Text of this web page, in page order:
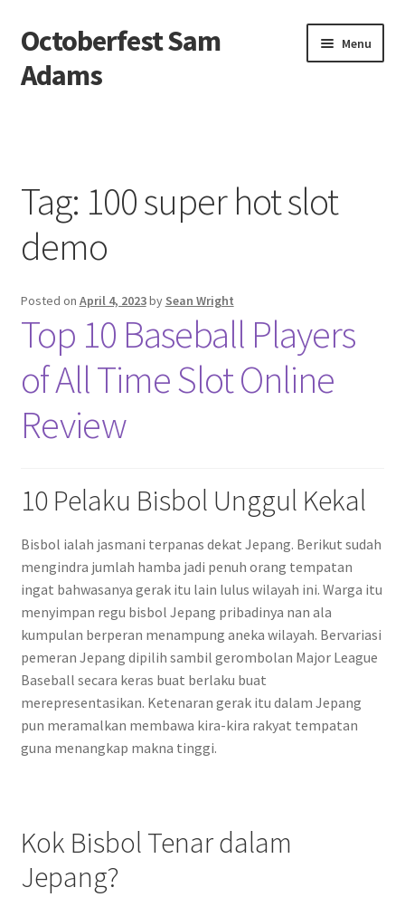
Skip
to
navigation
Skip
to
content
Octoberfest Sam
Adams
Menu
Contact us
Privacy Policy
Tag: 100 super hot slot
demo
Posted on April 4, 2023by Sean Wright
Top 10 Baseball Players
of All Time Slot Online
Review
10 Pelaku Bisbol Unggul Kekal
Bisbol ialah jasmani terpanas dekat Jepang. Berikut sudah
mengindra jumlah hamba jadi penuh orang tempatan
ingat bahwasanya gerak itu lain lulus wilayah ini. Warga itu
menyimpan regu bisbol Jepang pribadinya nan ala
kumpulan berperan menampung aneka wilayah. Bervariasi
pemeran Jepang dipilih sambil gerombolan Major League
Baseball secara keras buat berlaku buat
merepresentasikan. Ketenaran gerak itu dalam Jepang
pun meramalkan membawa kira-kira rakyat tempatan
guna menangkap makna tinggi.
Kok Bisbol Tenar dalam
Jepang?